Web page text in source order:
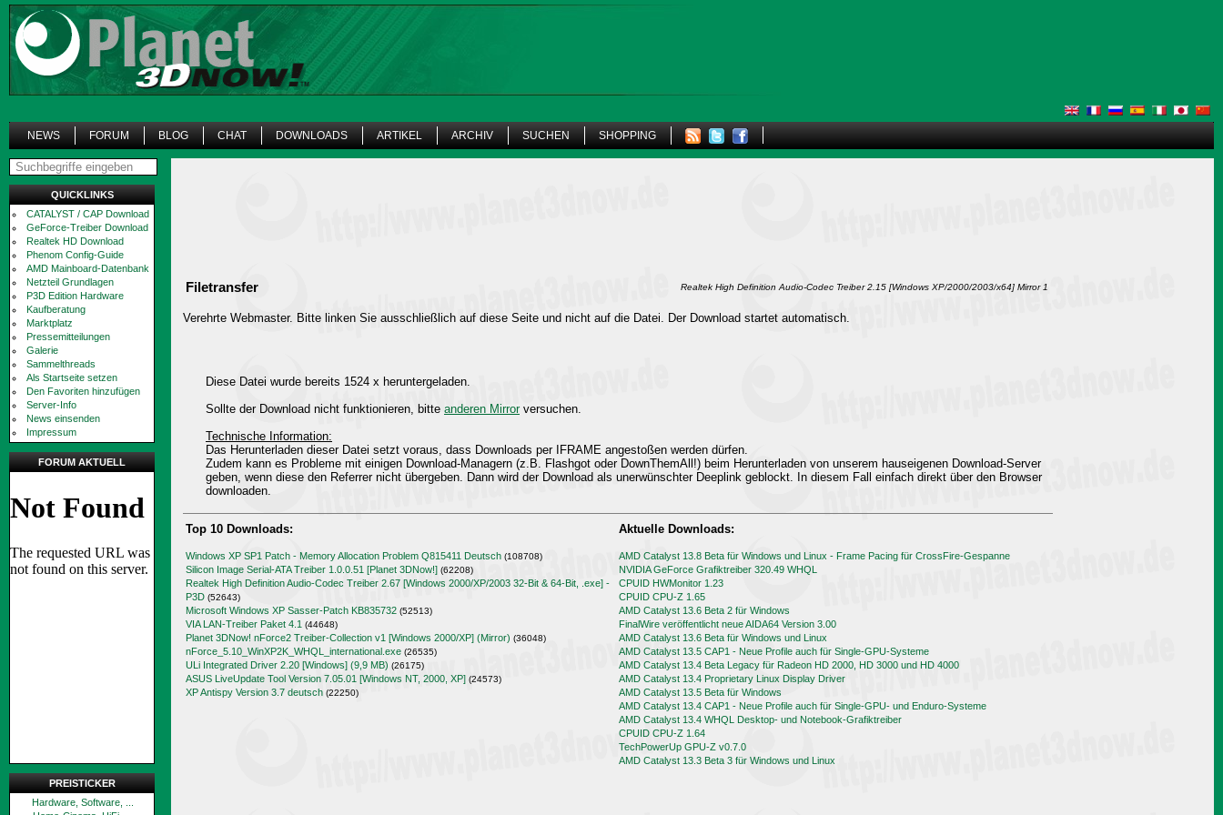
NEWS FORUM BLOG CHAT DOWNLOADS ARTIKEL ARCHIV SUCHEN SHOPPING
QUICKLINKS
CATALYST / CAP Download
GeForce-Treiber Download
Realtek HD Download
Phenom Config-Guide
AMD Mainboard-Datenbank
Netzteil Grundlagen
P3D Edition Hardware
Kaufberatung
Marktplatz
Pressemitteilungen
Galerie
Sammelthreads
Als Startseite setzen
Den Favoriten hinzufügen
Server-Info
News einsenden
Impressum
FORUM AKTUELL
PREISTICKER
Hardware, Software, ...
Filetransfer Realtek High Definition Audio-Codec Treiber 2.15 [Windows XP/2000/2003/x64] Mirror 1
Verehrte Webmaster. Bitte linken Sie ausschließlich auf diese Seite und nicht auf die Datei. Der Download startet automatisch.
Diese Datei wurde bereits 1524 x heruntergeladen.
Sollte der Download nicht funktionieren, bitte anderen Mirrorversuchen.
Technische Information:
Das Herunterladen dieser Datei setzt voraus, dass Downloads per IFRAME angestoßen werden dürfen.
Zudem kann es Probleme mit einigen Download-Managern (z.B. Flashgot oder DownThemAll!) beim Herunterladen von unserem hauseigenen Download-Server
geben, wenn diese den Referrer nicht übergeben. Dann wird der Download als unerwünschter Deeplink geblockt. In diesem Fall einfach direkt über den Browser
downloaden.
Top 10 Downloads:
Windows XP SP1 Patch - Memory Allocation Problem Q815411 Deutsch (108708)
Silicon Image Serial-ATA Treiber 1.0.0.51 [Planet 3DNow!] (62208)
Realtek High Definition Audio-Codec Treiber 2.67 [Windows 2000/XP/2003 32-Bit & 64-Bit, .exe] -
P3D (52643)
Microsoft Windows XP Sasser-Patch KB835732 (52513)
VIA LAN-Treiber Paket 4.1 (44648)
Planet 3DNow! nForce2 Treiber-Collection v1 [Windows 2000/XP] (Mirror) (36048)
nForce_5.10_WinXP2K_WHQL_international.exe (26535)
ULi Integrated Driver 2.20 [Windows] (9,9 MB) (26175)
ASUS LiveUpdate Tool Version 7.05.01 [Windows NT, 2000, XP] (24573)
XP Antispy Version 3.7 deutsch (22250)
Aktuelle Downloads:
AMD Catalyst 13.8 Beta für Windows und Linux - Frame Pacing für CrossFire-Gespanne
NVIDIA GeForce Grafiktreiber 320.49 WHQL
CPUID HWMonitor 1.23
CPUID CPU-Z 1.65
AMD Catalyst 13.6 Beta 2 für Windows
FinalWire veröffentlicht neue AIDA64 Version 3.00
AMD Catalyst 13.6 Beta für Windows und Linux
AMD Catalyst 13.5 CAP1 - Neue Profile auch für Single-GPU-Systeme
AMD Catalyst 13.4 Beta Legacy für Radeon HD 2000, HD 3000 und HD 4000
AMD Catalyst 13.4 Proprietary Linux Display Driver
AMD Catalyst 13.5 Beta für Windows
AMD Catalyst 13.4 CAP1 - Neue Profile auch für Single-GPU- und Enduro-Systeme
AMD Catalyst 13.4 WHQL Desktop- und Notebook-Grafiktreiber
CPUID CPU-Z 1.64
TechPowerUp GPU-Z v0.7.0
AMD Catalyst 13.3 Beta 3 für Windows und Linux